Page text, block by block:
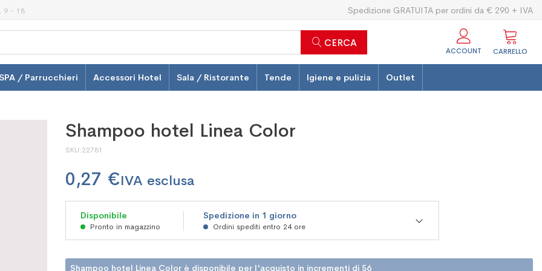
9 - 18 Spedizione GRATUITA per ordini da € 290 + IVA
CERCA
ACCOUNT CARRELLO
/ Parrucchieri Accessori Hotel Sala / Ristorante Tende Igiene e pulizia Outlet
Shampoo hotel Linea Color
SKU 22781
Disponibile
Pronto in magazzino
Spedizione in 1 giorno
Ordini spediti entro 24 ore
0,27 €
Shampoo hotel Linea Color è disponibile per l'acquisto in incrementi di 56